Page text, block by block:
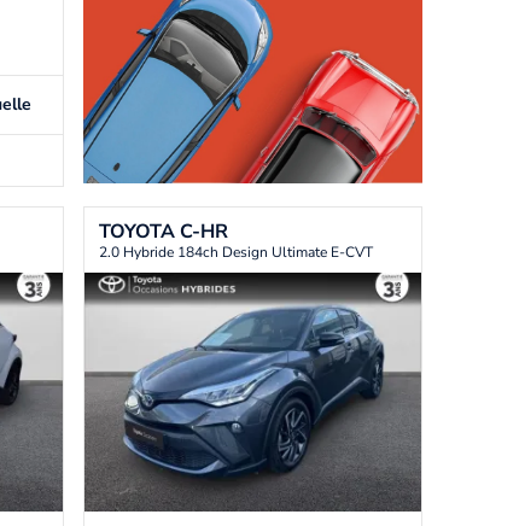
TOYOTAC-HR
2.0 Hybride 184ch Design Ultimate E-CVT